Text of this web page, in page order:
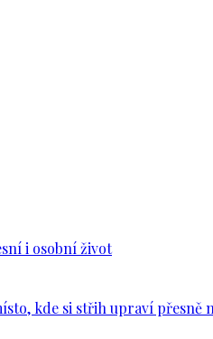
i osobní život
kde si střih upraví přesně